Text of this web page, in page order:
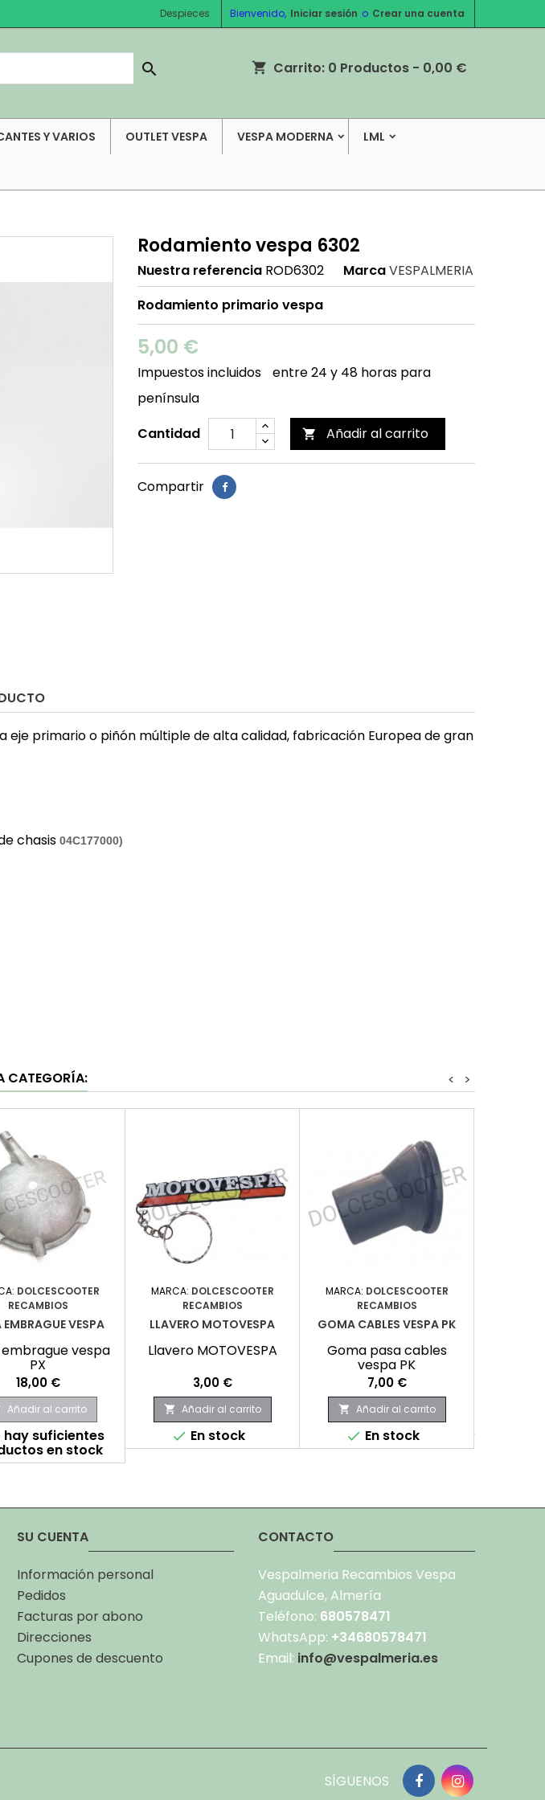
Bienvenido, Iniciar sesión o Crear una cuenta
Despieces
shopping_cart Carrito: 0 Productos - 0,00 €

Y VARIOS OUTLET VESPA VESPA MODERNA LML
Rodamiento vespa 6302
Nuestra referencia ROD6302 MarcaVESPALMERIA
Rodamiento primario vespa
5,00 €
Impuestos incluidos
entre 24 y 48 horas para
península
Cantidad
 Añadir al carrito
Compartir
eje primario o piñón múltiple de alta calidad, fabricación Europea de gran
chasis 04C177000)
CATEGORÍA:
>
<
DOLCESCOOTER
RECAMBIOS
EMBRAGUE VESPA
vespa
PX
Precio
18,00 €
Añadir al carrito
hay suficientes
en stock
MARCA: DOLCESCOOTER
RECAMBIOS
LLAVERO MOTOVESPA
Llavero MOTOVESPA
Precio
3,00 €
 Añadir al carrito
 En stock
MARCA: DOLCESCOOTER
RECAMBIOS
GOMA CABLES VESPA PK
Goma pasa cables
vespa PK
Precio
7,00 €
 Añadir al carrito
 En stock
SU CUENTA
Información personal
Pedidos
Facturas por abono
Direcciones
Cupones de descuento
CONTACTO
Vespalmeria Recambios Vespa
Aguadulce, Almería
Teléfono: 680578471
WhatsApp: +34680578471
Email: info@vespalmeria.es
SÍGUENOS